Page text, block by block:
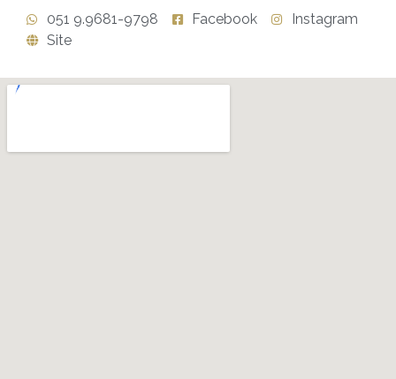
051 9.9681-9798 Facebook
Instagram
Site